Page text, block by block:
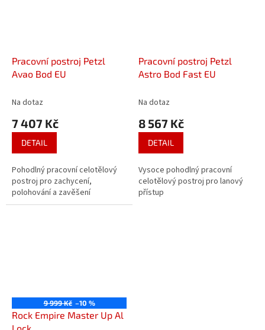
Pracovní postroj Petzl
Avao Bod EU
Na dotaz
7 407 Kč
DETAIL
Pohodlný pracovní celotělový
postroj pro zachycení,
polohování a zavěšení
Pracovní postroj Petzl
Astro Bod Fast EU
Na dotaz
8 567 Kč
DETAIL
Vysoce pohodlný pracovní
celotělový postroj pro lanový
přístup
9 999 Kč –10 %
Rock Empire Master Up Al